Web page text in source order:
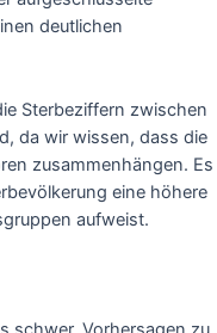
deutlichen
Sterbeziffern zwischen
da wir wissen, dass die
zusammenhängen. Es
eine höhere
aufweist.